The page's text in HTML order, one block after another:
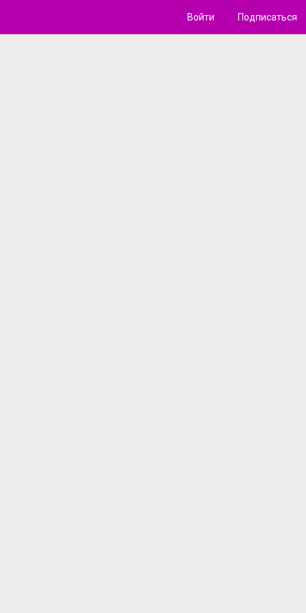
Войти Подписаться